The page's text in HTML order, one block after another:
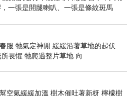
一張是開腿喇叭、一張是條紋斑馬
網上只剩澳洲商店AU STORE
服 牠氣定神閒 緩緩沿著草地的起伏
畏懼 牠爬過整片草地 向
空氣緩緩加溫 樹木催吐著新枒 檸檬樹